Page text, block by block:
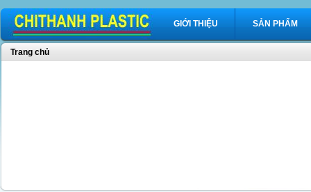
GIỚI THIỆU SẢN PHẨM
Trang chủ